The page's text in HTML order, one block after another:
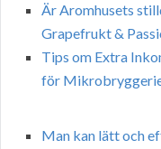
Är Aromhusets
Grapefrukt &
Tips om Extra
för
Man kan lätt och